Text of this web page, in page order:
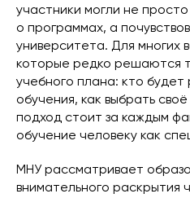
участники могли не
о программах, а
университета. Для многих
которые редко решаются
учебного плана: кто
обучения, как выбрать
подход стоит за каждым
обучение человеку как
МНУ рассматривает
внимательного раскрытия